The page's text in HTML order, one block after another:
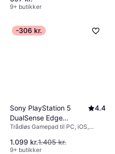
9+ butikker
-306 kr.
Sony PlayStation 5
DualSense Edge
Wireless Controller -
Midnight Black
4.4
Trådløs Gamepad til PC, iOS,
Mobiltelefon, Windows
1.099 kr.1.405 kr.
9+ butikker